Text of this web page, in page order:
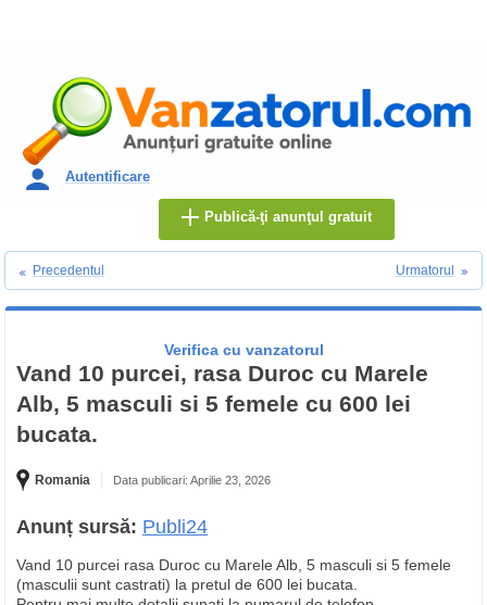
Autentificare
Publică-ţi anunţul gratuit
Precedentul Urmatorul
Verifica cu vanzatorul
Vand 10 purcei, rasa Duroc cu Marele
Alb, 5 masculi si 5 femele cu 600 lei
bucata.
Romania Data publicari: Aprilie 23, 2026
Anunț sursă: Publi24
Vand 10 purcei rasa Duroc cu Marele Alb, 5 masculi si 5 femele
(masculii sunt castrati) la pretul de 600 lei bucata.